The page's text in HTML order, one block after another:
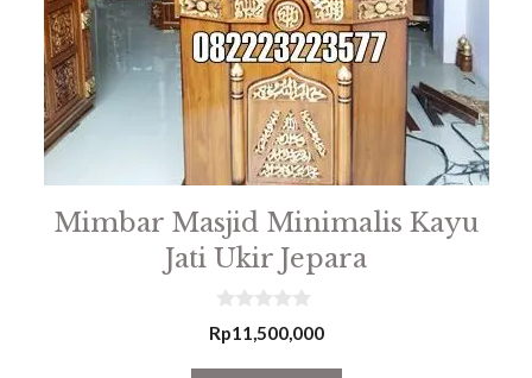
Mimbar Masjid Minimalis Kayu
Jati Ukir Jepara
0
o
Rp11,500,000